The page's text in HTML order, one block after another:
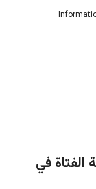
الفتاة في